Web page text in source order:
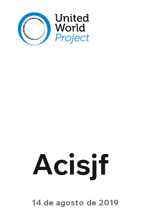
Acisjf
14 de agosto de 2019